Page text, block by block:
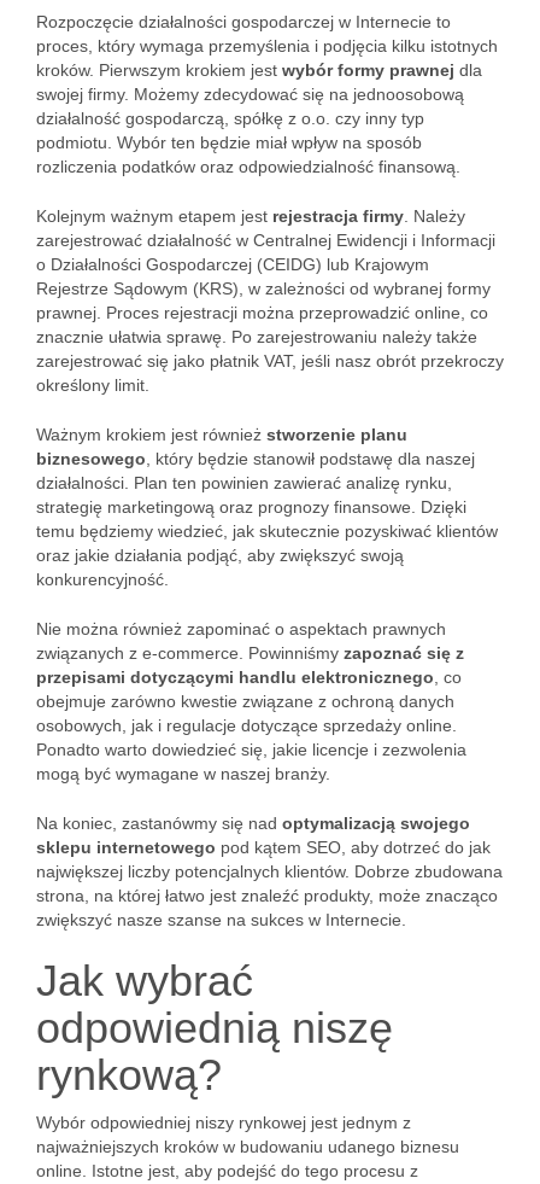
Rozpoczęcie działalności gospodarczej w Internecie to
proces, który wymaga przemyślenia i podjęcia kilku istotnych
kroków. Pierwszym krokiem jest wybór formy prawnej dla
swojej firmy. Możemy zdecydować się na jednoosobową
działalność gospodarczą, spółkę z o.o. czy inny typ
podmiotu. Wybór ten będzie miał wpływ na sposób
rozliczenia podatków oraz odpowiedzialność finansową.
Kolejnym ważnym etapem jest rejestracja firmy . Należy
zarejestrować działalność w Centralnej Ewidencji i Informacji
o Działalności Gospodarczej (CEIDG) lub Krajowym
Rejestrze Sądowym (KRS), w zależności od wybranej formy
prawnej. Proces rejestracji można przeprowadzić online, co
znacznie ułatwia sprawę. Po zarejestrowaniu należy także
zarejestrować się jako płatnik VAT, jeśli nasz obrót przekroczy
określony limit.
Ważnym krokiem jest również stworzenie planu
biznesowego , który będzie stanowił podstawę dla naszej
działalności. Plan ten powinien zawierać analizę rynku,
strategię marketingową oraz prognozy finansowe. Dzięki
temu będziemy wiedzieć, jak skutecznie pozyskiwać klientów
oraz jakie działania podjąć, aby zwiększyć swoją
konkurencyjność.
Nie można również zapominać o aspektach prawnych
związanych z e-commerce. Powinniśmy zapoznać się z
przepisami dotyczącymi handlu elektronicznego , co
obejmuje zarówno kwestie związane z ochroną danych
osobowych, jak i regulacje dotyczące sprzedaży online.
Ponadto warto dowiedzieć się, jakie licencje i zezwolenia
mogą być wymagane w naszej branży.
Na koniec, zastanówmy się nad optymalizacją swojego
sklepu internetowego pod kątem SEO, aby dotrzeć do jak
największej liczby potencjalnych klientów. Dobrze zbudowana
strona, na której łatwo jest znaleźć produkty, może znacząco
zwiększyć nasze szanse na sukces w Internecie.
Jak wybrać
odpowiednią niszę
rynkową?
Wybór odpowiedniej niszy rynkowej jest jednym z
najważniejszych kroków w budowaniu udanego biznesu
online. Istotne jest, aby podejść do tego procesu z